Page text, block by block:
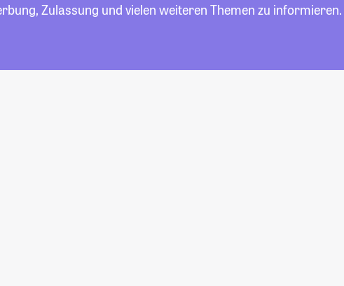
Zulassung und vielen weiteren Themen zu informieren.